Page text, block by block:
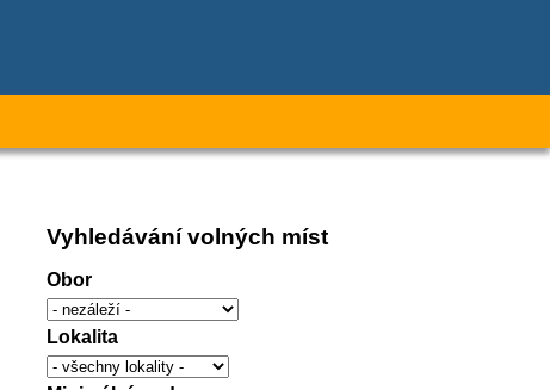
Vyhledávání volných míst
Obor
Lokalita